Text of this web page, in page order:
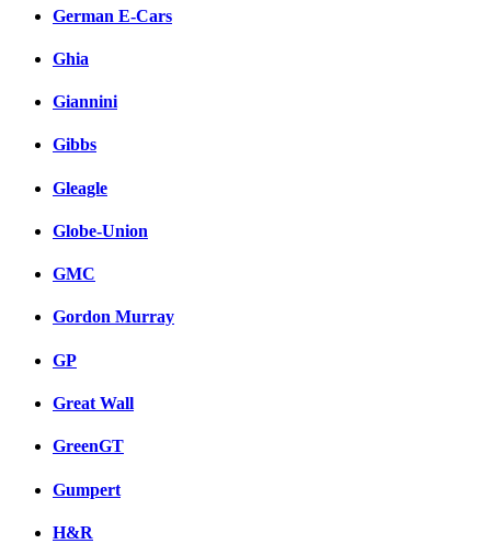
German E-Cars
Ghia
Giannini
Gibbs
Gleagle
Globe-Union
GMC
Gordon Murray
GP
Great Wall
GreenGT
Gumpert
H&R